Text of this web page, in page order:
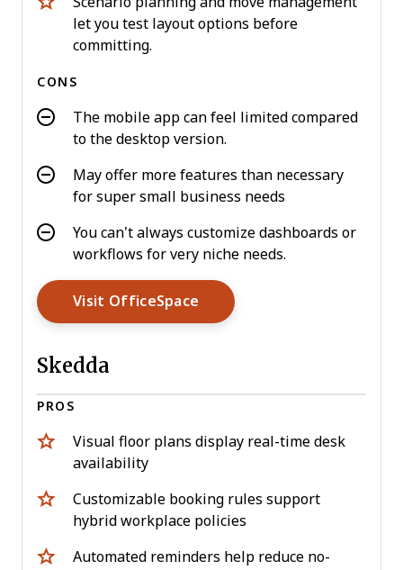
let you test layout options before
committing.
CONS
The mobile app can feel limited compared
to the desktop version.
May offer more features than necessary
for super small business needs
You can’t always customize dashboards or
workflows for very niche needs.
Visit OfficeSpace Opens New Window
Skedda
PROS
Visual floor plans display real-time desk
availability
Customizable booking rules support
hybrid workplace policies
Automated reminders help reduce no-